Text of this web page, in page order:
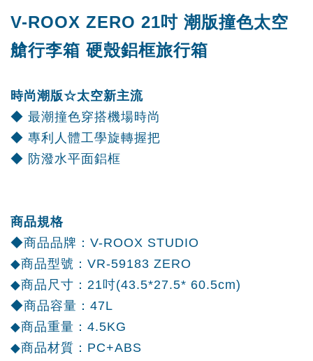
V-ROOX ZERO 21吋 潮版撞色太空
艙行李箱 硬殼鋁框旅行箱
時尚潮版☆太空新主流
◆ 最潮撞色穿搭機場時尚
◆ 專利人體工學旋轉握把
◆ 防潑水平面鋁框
商品規格
◆商品品牌：V-ROOX STUDIO
◆商品型號：VR-59183 ZERO
◆商品尺寸：21吋(43.5*27.5* 60.5cm)
◆商品容量：47L
◆商品重量：4.5KG
◆商品材質：PC+ABS